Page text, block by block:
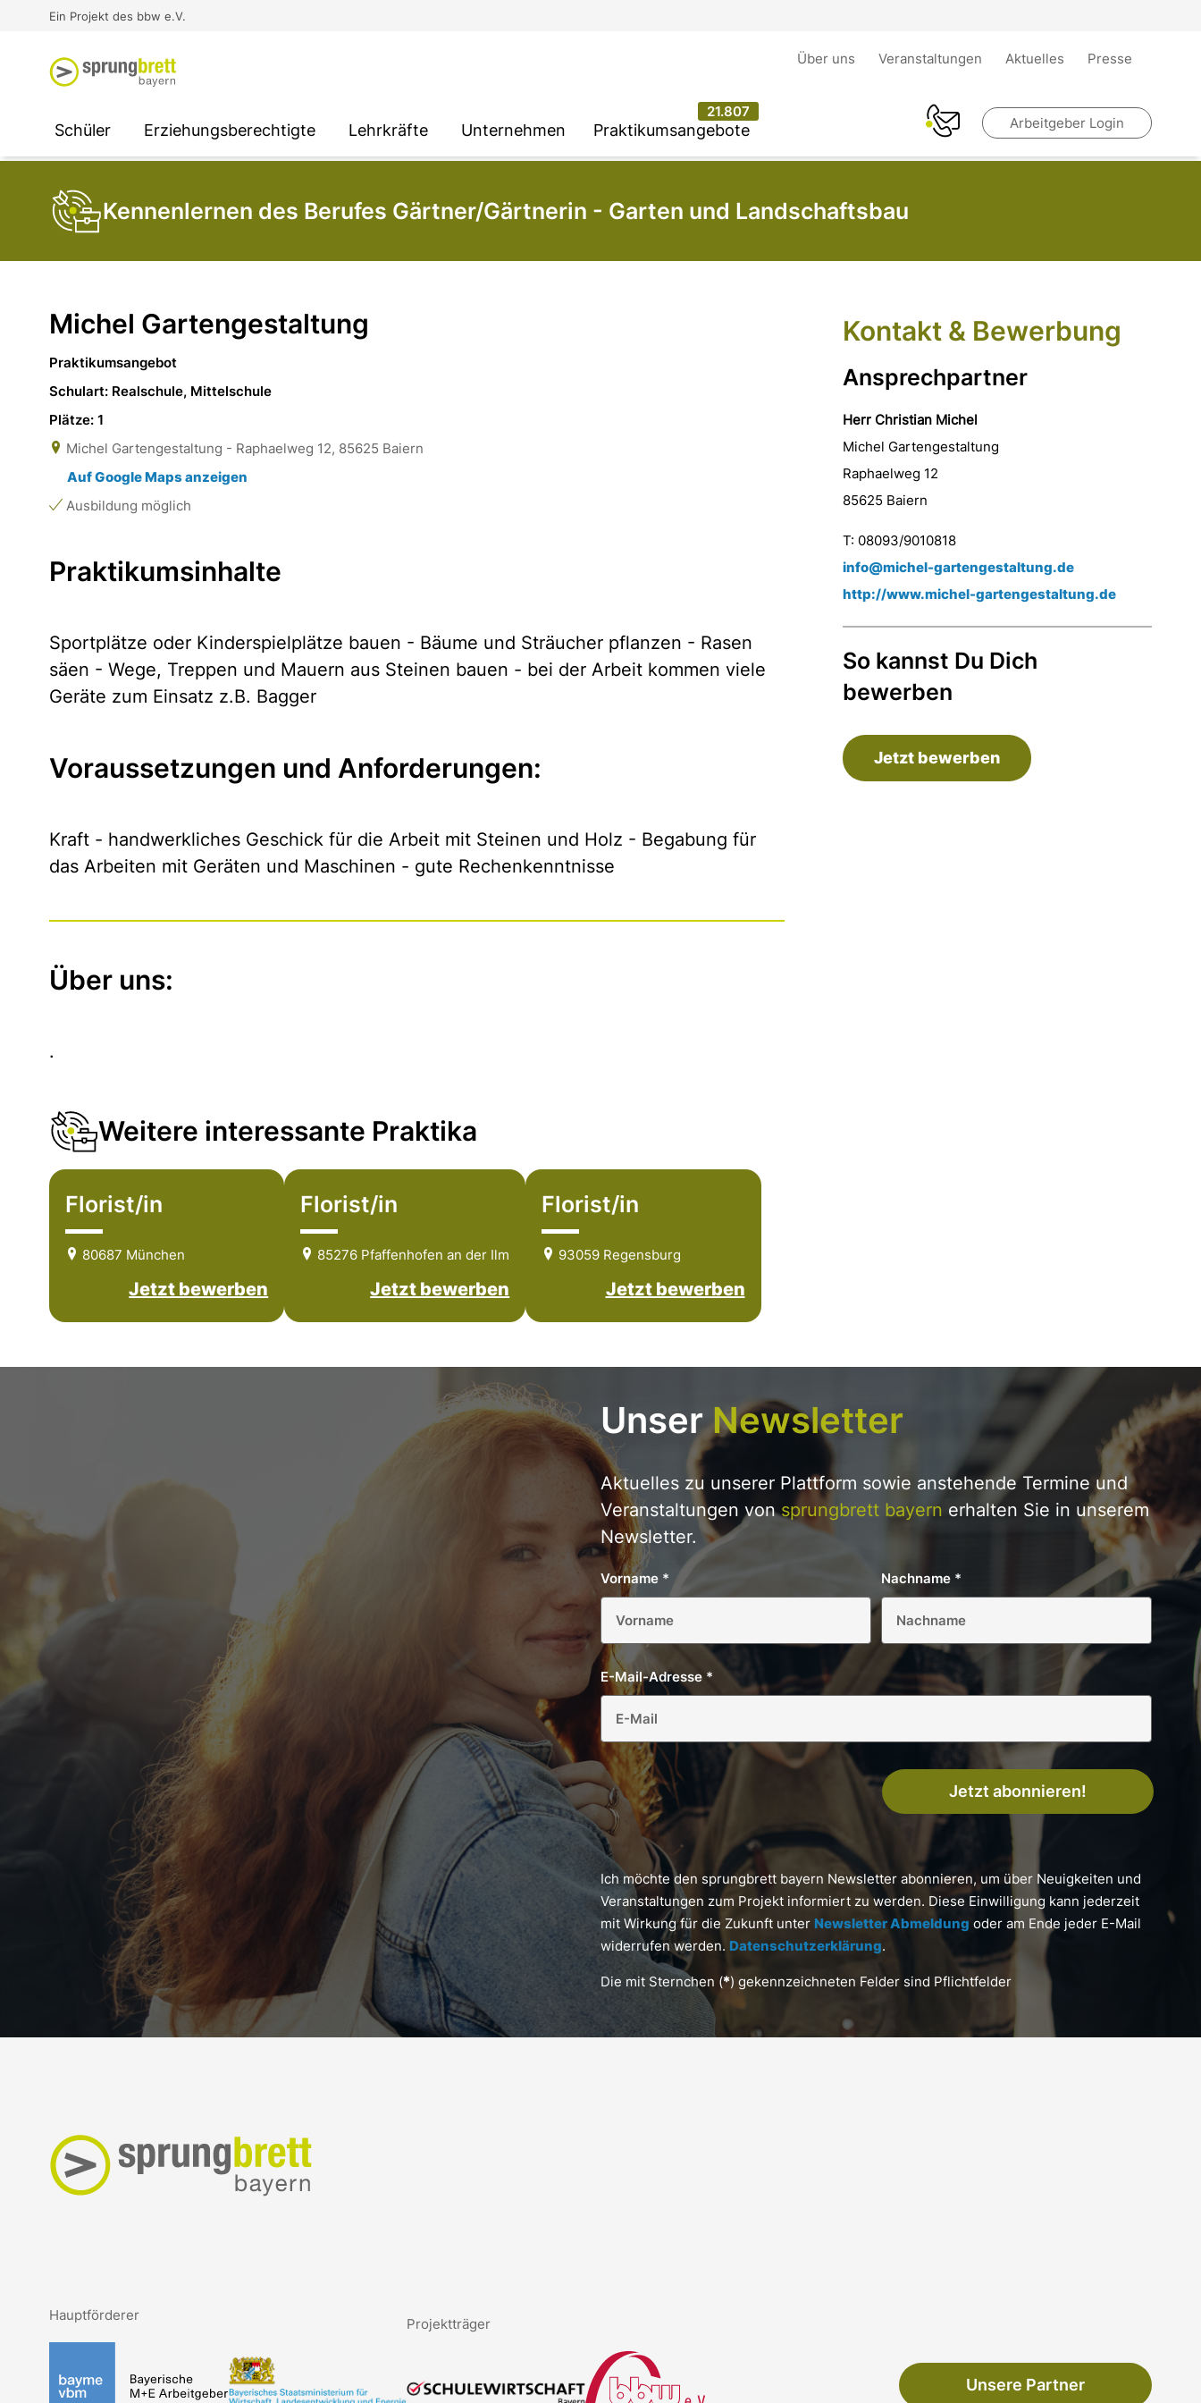
Ein Projekt des bbw e.V.
Über uns Veranstaltungen Aktuelles Presse
Schüler
SOCIAL MEDIA
Erziehungsberechtigte
SOCIAL MEDIA
Lehrkräfte
SOCIAL MEDIA
Unternehmen
Unternehmen
Praktikumsangebote
21.807
Arbeitgeber Login
Kennenlernen des Berufes Gärtner/Gärtnerin - Garten und Landschaftsbau
Michel Gartengestaltung
Praktikumsangebot
Schulart: Realschule, Mittelschule
Plätze: 1
Michel Gartengestaltung - Raphaelweg 12, 85625 Baiern
Auf Google Maps anzeigen
Ausbildung möglich
Praktikumsinhalte
Sportplätze oder Kinderspielplätze bauen - Bäume und Sträucher pflanzen - Rasen
säen - Wege, Treppen und Mauern aus Steinen bauen - bei der Arbeit kommen viele
Geräte zum Einsatz z.B. Bagger
Voraussetzungen und Anforderungen:
Kraft - handwerkliches Geschick für die Arbeit mit Steinen und Holz - Begabung für
das Arbeiten mit Geräten und Maschinen - gute Rechenkenntnisse
Über uns:
.
Weitere interessante Praktika
Florist/in
80687 München
Jetzt bewerben
Florist/in
85276 Pfaffenhofen an der Ilm
Jetzt bewerben
Florist/in
93059 Regensburg
Jetzt bewerben
Kontakt & Bewerbung
Ansprechpartner
Herr Christian Michel
Michel Gartengestaltung
Raphaelweg 12
85625 Baiern
T: 08093/9010818
info@michel-gartengestaltung.de
http://www.michel-gartengestaltung.de
So kannst Du Dich
bewerben
Jetzt bewerben
UnserNewsletter
Aktuelles zu unserer Plattform sowie anstehende Termine und
Veranstaltungen vonsprungbrett bayern erhalten Sie in unserem
Newsletter.
Vorname * Nachname *
E-Mail-Adresse *
Jetzt abonnieren!
Ich möchte den sprungbrett bayern Newsletter abonnieren, um über Neuigkeiten und
Veranstaltungen zum Projekt informiert zu werden. Diese Einwilligung kann jederzeit
mit Wirkung für die Zukunft unter Newsletter Abmeldung oder am Ende jeder E-Mail
widerrufen werden. Datenschutzerklärung.
Die mit Sternchen (*) gekennzeichneten Felder sind Pflichtfelder
Hauptförderer
Projektträger
Unsere Partner